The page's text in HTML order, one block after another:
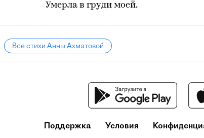
Умерла в груди моей.
Все стихи Анны Ахматовой
Поддержка Условия